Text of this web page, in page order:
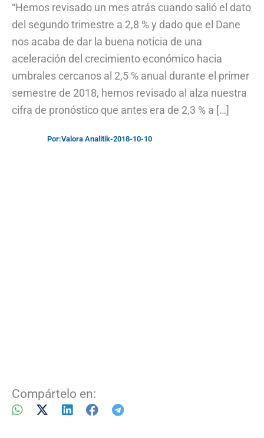
“Hemos revisado un mes atrás cuando salió el dato
del segundo trimestre a 2,8 % y dado que el Dane
nos acaba de dar la buena noticia de una
aceleración del crecimiento económico hacia
umbrales cercanos al 2,5 % anual durante el primer
semestre de 2018, hemos revisado al alza nuestra
cifra de pronóstico que antes era de 2,3 % a […]
Por:Valora Analitik-2018-10-10
Compártelo en: